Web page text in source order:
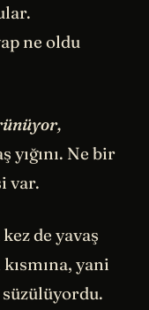
ne oldu
yığını. Ne bir
var.
de yavaş
yani